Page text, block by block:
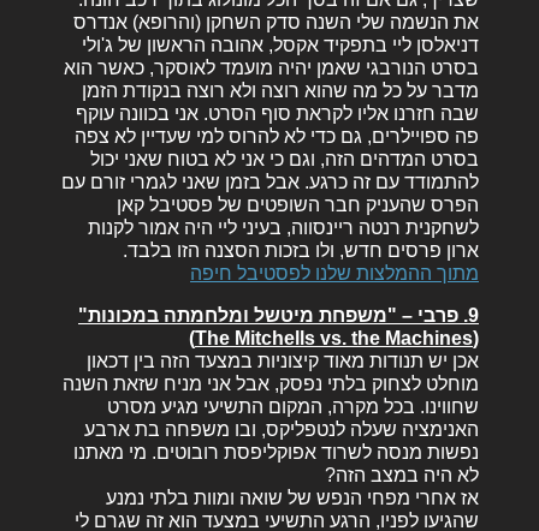
את הנשמה שלי השנה סדק השחקן (והרופא) אנדרס
דניאלסן ליי בתפקיד אקסל, אהובה הראשון של ג'ולי
בסרט הנורבגי שאמן יהיה מועמד לאוסקר, כאשר הוא
מדבר על כל מה שהוא רוצה ולא רוצה בנקודת הזמן
שבה חזרנו אליו לקראת סוף הסרט. אני בכוונה עוקף
פה ספויילרים, גם כדי לא להרוס למי שעדיין לא צפה
בסרט המדהים הזה, וגם כי אני לא בטוח שאני יכול
להתמודד עם זה כרגע. אבל בזמן שאני לגמרי זורם עם
הפרס שהעניק חבר השופטים של פסטיבל קאן
לשחקנית רנטה ריינסווה, בעיני ליי היה אמור לקנות
ארון פרסים חדש, ולו בזכות הסצנה הזו בלבד.
מתוך ההמלצות שלנו לפסטיבל חיפה
9. פרבי – "משפחת מיטשל ומלחמתה במכונות"
(The Mitchells vs. the Machines)
אכן יש תנודות מאוד קיצוניות במצעד הזה בין דכאון
מוחלט לצחוק בלתי נפסק, אבל אני מניח שזאת השנה
שחווינו. בכל מקרה, המקום התשיעי מגיע מסרט
האנימציה שעלה לנטפליקס, ובו משפחה בת ארבע
נפשות מנסה לשרוד אפוקליפסת רובוטים. מי מאתנו
לא היה במצב הזה?
אז אחרי מפחי הנפש של שואה ומוות בלתי נמנע
שהגיעו לפניו, הרגע התשיעי במצעד הוא זה שגרם לי